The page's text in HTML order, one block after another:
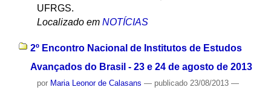
UFRGS.
Localizado em NOTÍCIAS
2º Encontro Nacional de Institutos de Estudos
Avançados do Brasil - 23 e 24 de agosto de 2013
por Maria Leonor de Calasans — publicado23/08/2013 —